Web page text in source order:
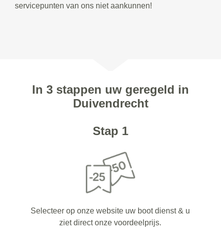
servicepunten van ons niet aankunnen!
In 3 stappen uw geregeld in
Duivendrecht
Stap 1
Selecteer op onze website uw boot dienst & u
ziet direct onze voordeelprijs.